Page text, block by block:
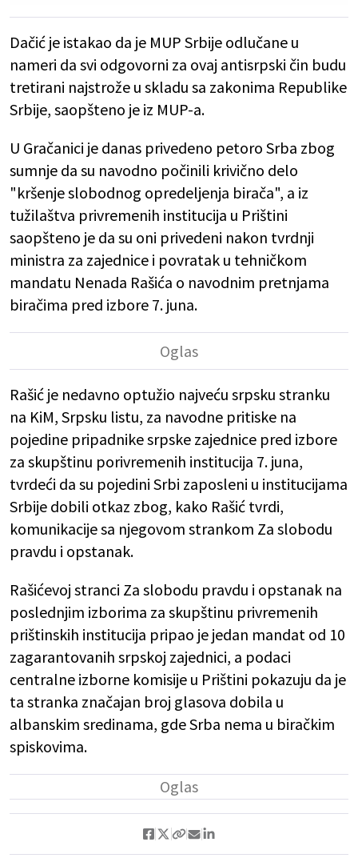
Dačić je istakao da je MUP Srbije odlučane u
nameri da svi odgovorni za ovaj antisrpski čin budu
tretirani najstrože u skladu sa zakonima Republike
Srbije, saopšteno je iz MUP-a.
U Gračanici je danas privedeno petoro Srba zbog
sumnje da su navodno počinili krivično delo
"kršenje slobodnog opredeljenja birača", a iz
tužilaštva privremenih institucija u Prištini
saopšteno je da su oni privedeni nakon tvrdnji
ministra za zajednice i povratak u tehničkom
mandatu Nenada Rašića o navodnim pretnjama
biračima pred izbore 7. juna.
Rašić je nedavno optužio najveću srpsku stranku
na KiM, Srpsku listu, za navodne pritiske na
pojedine pripadnike srpske zajednice pred izbore
za skupštinu porivremenih institucija 7. juna,
tvrdeći da su pojedini Srbi zaposleni u institucijama
Srbije dobili otkaz zbog, kako Rašić tvrdi,
komunikacije sa njegovom strankom Za slobodu
pravdu i opstanak.
Rašićevoj stranci Za slobodu pravdu i opstanak na
poslednjim izborima za skupštinu privremenih
prištinskih institucija pripao je jedan mandat od 10
zagarantovanih srpskoj zajednici, a podaci
centralne izborne komisije u Prištini pokazuju da je
ta stranka značajan broj glasova dobila u
albanskim sredinama, gde Srba nema u biračkim
spiskovima.